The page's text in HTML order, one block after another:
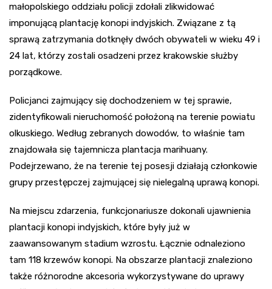
małopolskiego oddziału policji zdołali zlikwidować
imponującą plantację konopi indyjskich. Związane z tą
sprawą zatrzymania dotknęły dwóch obywateli w wieku 49 i
24 lat, którzy zostali osadzeni przez krakowskie służby
porządkowe.
Policjanci zajmujący się dochodzeniem w tej sprawie,
zidentyfikowali nieruchomość położoną na terenie powiatu
olkuskiego. Według zebranych dowodów, to właśnie tam
znajdowała się tajemnicza plantacja marihuany.
Podejrzewano, że na terenie tej posesji działają członkowie
grupy przestępczej zajmującej się nielegalną uprawą konopi.
Na miejscu zdarzenia, funkcjonariusze dokonali ujawnienia
plantacji konopi indyjskich, które były już w
zaawansowanym stadium wzrostu. Łącznie odnaleziono
tam 118 krzewów konopi. Na obszarze plantacji znaleziono
także różnorodne akcesoria wykorzystywane do uprawy